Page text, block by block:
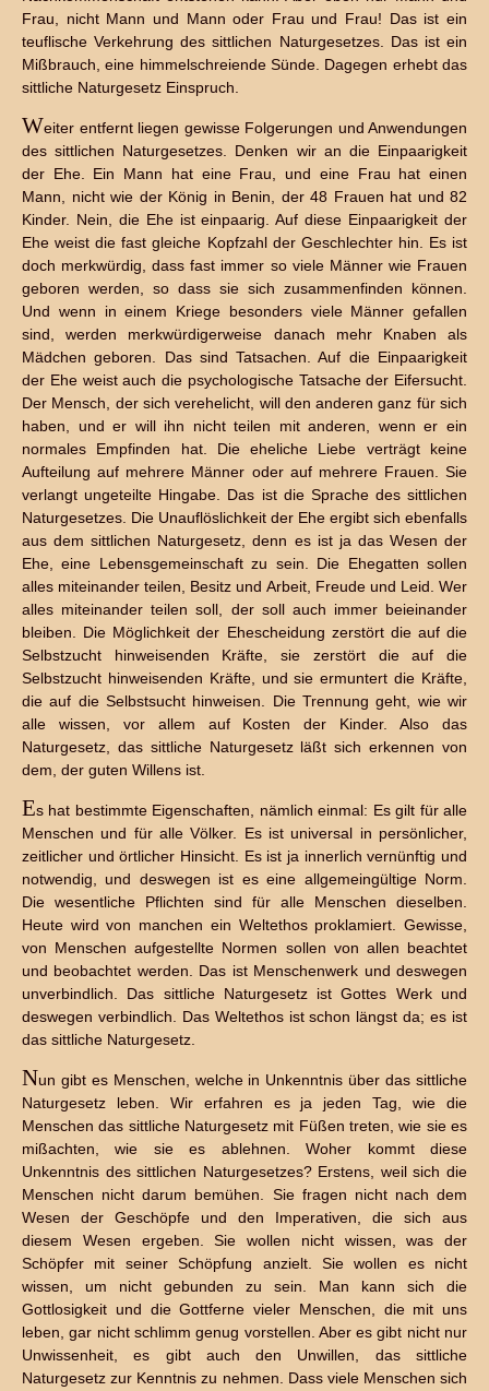
Frau, nicht Mann und Mann oder Frau und Frau! Das ist ein
teuflische Verkehrung des sittlichen Naturgesetzes. Das ist ein
Mißbrauch, eine himmelschreiende Sünde. Dagegen erhebt das
sittliche Naturgesetz Einspruch.
Weiter entfernt liegen gewisse Folgerungen und Anwendungen
des sittlichen Naturgesetzes. Denken wir an die Einpaarigkeit
der Ehe. Ein Mann hat eine Frau, und eine Frau hat einen
Mann, nicht wie der König in Benin, der 48 Frauen hat und 82
Kinder. Nein, die Ehe ist einpaarig. Auf diese Einpaarigkeit der
Ehe weist die fast gleiche Kopfzahl der Geschlechter hin. Es ist
doch merkwürdig, dass fast immer so viele Männer wie Frauen
geboren werden, so dass sie sich zusammenfinden können.
Und wenn in einem Kriege besonders viele Männer gefallen
sind, werden merkwürdigerweise danach mehr Knaben als
Mädchen geboren. Das sind Tatsachen. Auf die Einpaarigkeit
der Ehe weist auch die psychologische Tatsache der Eifersucht.
Der Mensch, der sich verehelicht, will den anderen ganz für sich
haben, und er will ihn nicht teilen mit anderen, wenn er ein
normales Empfinden hat. Die eheliche Liebe verträgt keine
Aufteilung auf mehrere Männer oder auf mehrere Frauen. Sie
verlangt ungeteilte Hingabe. Das ist die Sprache des sittlichen
Naturgesetzes. Die Unauflöslichkeit der Ehe ergibt sich ebenfalls
aus dem sittlichen Naturgesetz, denn es ist ja das Wesen der
Ehe, eine Lebensgemeinschaft zu sein. Die Ehegatten sollen
alles miteinander teilen, Besitz und Arbeit, Freude und Leid. Wer
alles miteinander teilen soll, der soll auch immer beieinander
bleiben. Die Möglichkeit der Ehescheidung zerstört die auf die
Selbstzucht hinweisenden Kräfte, sie zerstört die auf die
Selbstzucht hinweisenden Kräfte, und sie ermuntert die Kräfte,
die auf die Selbstsucht hinweisen. Die Trennung geht, wie wir
alle wissen, vor allem auf Kosten der Kinder. Also das
Naturgesetz, das sittliche Naturgesetz läßt sich erkennen von
dem, der guten Willens ist.
Es hat bestimmte Eigenschaften, nämlich einmal: Es gilt für alle
Menschen und für alle Völker. Es ist universal in persönlicher,
zeitlicher und örtlicher Hinsicht. Es ist ja innerlich vernünftig und
notwendig, und deswegen ist es eine allgemeingültige Norm.
Die wesentliche Pflichten sind für alle Menschen dieselben.
Heute wird von manchen ein Weltethos proklamiert. Gewisse,
von Menschen aufgestellte Normen sollen von allen beachtet
und beobachtet werden. Das ist Menschenwerk und deswegen
unverbindlich. Das sittliche Naturgesetz ist Gottes Werk und
deswegen verbindlich. Das Weltethos ist schon längst da; es ist
das sittliche Naturgesetz.
Nun gibt es Menschen, welche in Unkenntnis über das sittliche
Naturgesetz leben. Wir erfahren es ja jeden Tag, wie die
Menschen das sittliche Naturgesetz mit Füßen treten, wie sie es
mißachten, wie sie es ablehnen. Woher kommt diese
Unkenntnis des sittlichen Naturgesetzes? Erstens, weil sich die
Menschen nicht darum bemühen. Sie fragen nicht nach dem
Wesen der Geschöpfe und den Imperativen, die sich aus
diesem Wesen ergeben. Sie wollen nicht wissen, was der
Schöpfer mit seiner Schöpfung anzielt. Sie wollen es nicht
wissen, um nicht gebunden zu sein. Man kann sich die
Gottlosigkeit und die Gottferne vieler Menschen, die mit uns
leben, gar nicht schlimm genug vorstellen. Aber es gibt nicht nur
Unwissenheit, es gibt auch den Unwillen, das sittliche
Naturgesetz zur Kenntnis zu nehmen. Dass viele Menschen sich